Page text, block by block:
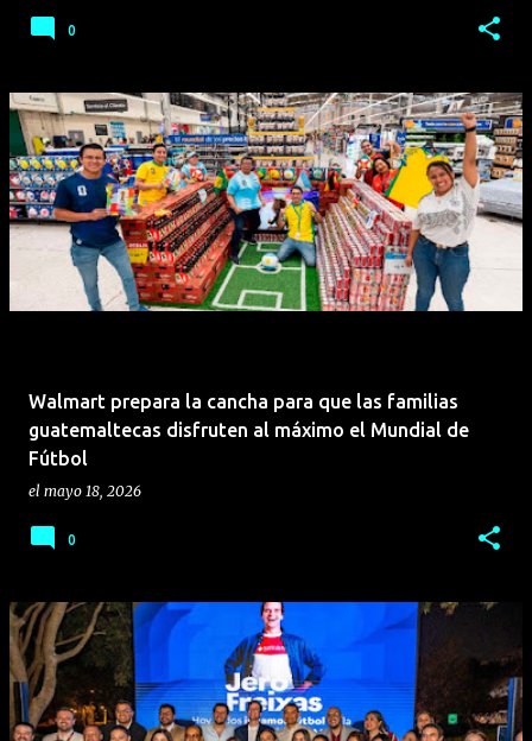
0
Walmart prepara la cancha para que las familias
guatemaltecas disfruten al máximo el Mundial de
Fútbol
el mayo 18, 2026
0